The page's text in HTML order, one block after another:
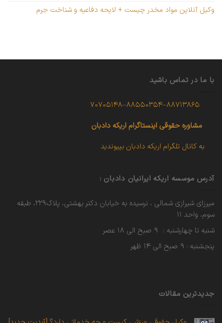
وکیل آنلاین مواد مخدر چیست + لایحه دفاعیه و شناخت جرم
با ما در تماس باشید
۸۸۷۱۳۸۶۵–۸۸۵۵۰۳۵۴–۷۰۷۰۵۱۴۸
مشاوره حقوقی اینستاگرام اریکه دادبان
به کانال تلگرام اریکه دادبان بپیوندید
آدرس موسسه اریکه ایرانیان دادبان :
میرزای شیرازی شمالی ، نرسیده به خیابان دکتر بهشتی، پلاک۲۲۹، طبقه
سوم، واحد ۱۱
شنبه تا چهارشنبه : ۹ صبح الی ۱۸ عصر
پنجشنبه : ۹ صبح الی ۱۴ ظهر
جدیدترین مقالات